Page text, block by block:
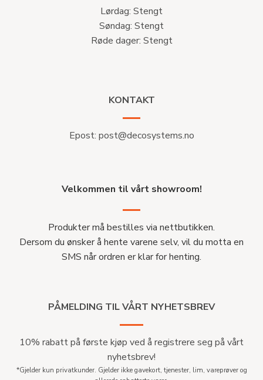
Lørdag: Stengt
Søndag: Stengt
Røde dager: Stengt
KONTAKT
Epost: post@decosystems.no
Velkommen til vårt showroom!
Produkter må bestilles via nettbutikken.
Dersom du ønsker å hente varene selv, vil du motta en
SMS når ordren er klar for henting.
PÅMELDING TIL VÅRT NYHETSBREV
10% rabatt på første kjøp ved å registrere seg på vårt
nyhetsbrev!
*Gjelder kun privatkunder. Gjelder ikke gavekort, tjenester, lim, vareprøver og